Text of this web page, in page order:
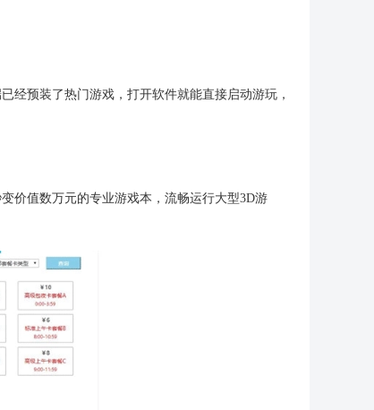
经预装了热门游戏，打开软件就能直接启动游玩，
价值数万元的专业游戏本，流畅运行大型3D游